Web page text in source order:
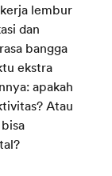
lembur
dan
bangga
ekstra
apakah
Atau